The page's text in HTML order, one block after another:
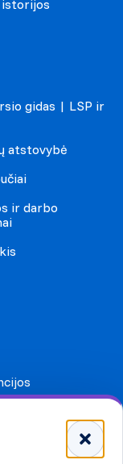
istorijos
gidas | LSP ir
atstovybė
ir darbo